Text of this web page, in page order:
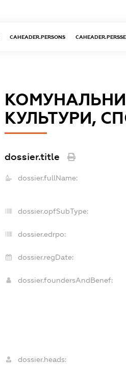
CAHEADER.PERSONS
КУЛЬТУРИ,
dossier.title
dossier.fullName:
dossier.opfSubType:
dossier.edrpo:
dossier.regDate:
dossier.foundersAndBenef:
dossier.heads: